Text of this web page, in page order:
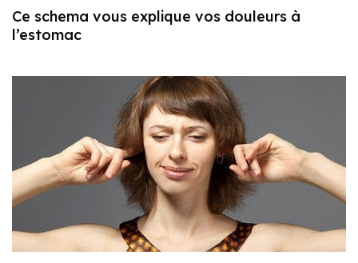
Ce schema vous explique vos douleurs à
l’estomac